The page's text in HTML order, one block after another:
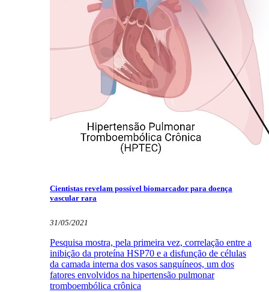
Cientistas revelam possível biomarcador para doença
vascular rara
31/05/2021
Pesquisa mostra, pela primeira vez, correlação entre a
inibição da proteína HSP70 e a disfunção de células
da camada interna dos vasos sanguíneos, um dos
fatores envolvidos na hipertensão pulmonar
tromboembólica crônica